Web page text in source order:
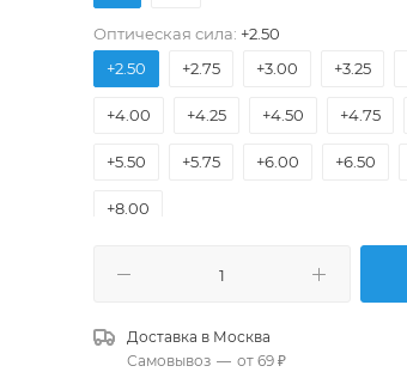
Оптическая сила: +2.50
+2.50 +2.75 +3.00 +3.25
+4.00 +4.25 +4.50 +4.75
+5.50 +5.75 +6.00 +6.50
+8.00
Доставка в Москва
Самовывоз — от 69 ₽